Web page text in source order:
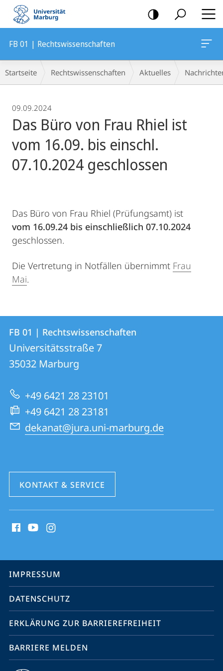
Mobile-
Navigation
FB 01 | Rechtswissenschaften
Breadcrumb-
Navigation
Startseite Rechtswissenschaften Aktuelles
09.09.2024
Das Büro von Frau Rhiel ist
vom 16.09. bis einschl.
07.10.2024 geschlossen
Das Büro von Frau Rhiel (Prüfungsamt) ist
vom 16.09.24 bis einschließlich 07.10.2024
geschlossen.
Die Vertretung in Notfällen übernimmt Frau
Mai.
Kontakt
und
Informationen
zur
Website
Kontaktinformationen
FB
01
|
Rechtswissenschaften
FB 01 | Rechtswissenschaften
Universitätsstraße 7
35032 Marburg
+49 6421 28 23101
+49 6421 28 23181
dekanat@jura.uni-marburg.de
KONTAKT & SERVICE
Media
Service-
Navigation
IMPRESSUM
DATENSCHUTZ
ERKLÄRUNG ZUR BARRIEREFREIHEIT
BARRIERE MELDEN